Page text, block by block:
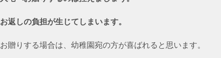
お返しの負担が生じてしまいます。
お贈りする場合は、幼稚園宛の方が喜ばれると思います。